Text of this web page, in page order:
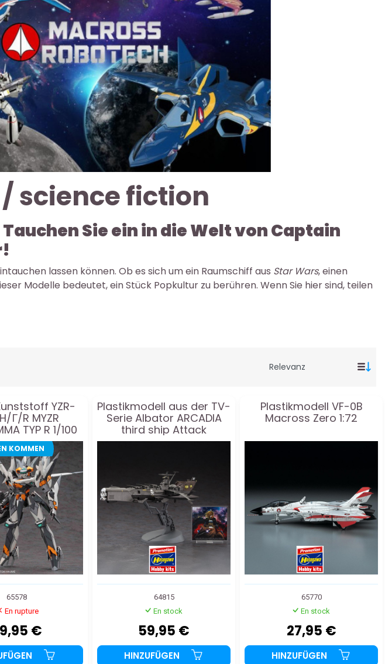
science fiction
Sie ein in die Welt von Captain
lassen können. Ob es sich um ein Raumschiff aus Star Wars, einen
Modelle bedeutet, ein Stück Popkultur zu berühren. Wenn Sie hier sind, teilen
YZR-
Γ/R MYZR
TYP R 1/100
KOMMEN
65578
En rupture
€
Plastikmodell aus der TV-
Serie Albator ARCADIA
third ship Attack
enhanced type + Acryl
64815
En stock
59,95 €
HINZUFÜGEN
Plastikmodell VF-0B
Macross Zero 1:72
65770
En stock
27,95 €
HINZUFÜGEN